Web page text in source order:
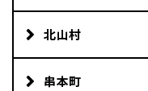
北山村
串本町